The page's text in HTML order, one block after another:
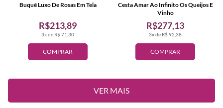
COMPRAR
3x de R$ 71,30
R$213,89
Buquê Luxo De Rosas Em Tela
COMPRAR
3x de R$ 92,38
R$277,13
Cesta Amar Ao Infinito Os Queijos E
Vinho
VER MAIS